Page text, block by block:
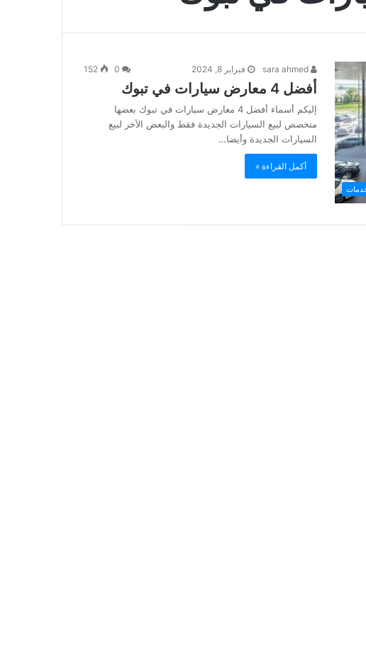
فبراير 8, 2024 152
أفضل 4 معارض سيارات في تبوك
إليكم أسماء أفضل 4 معارض سيارات في تبوك بعضها
متخصص لبيع السيارات الجديدة فقط والبعض الآخر لبيع
السيارات الجديدة وأيضا…
أكمل القراءة »